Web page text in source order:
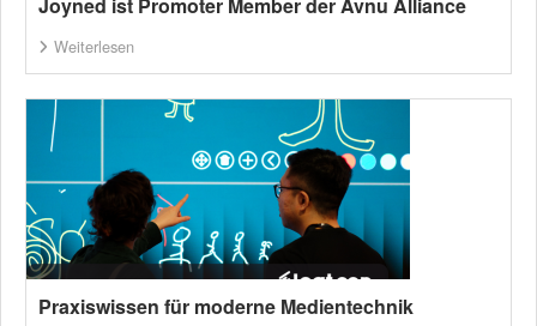
Weiterlesen
Praxiswissen für moderne Medientechnik